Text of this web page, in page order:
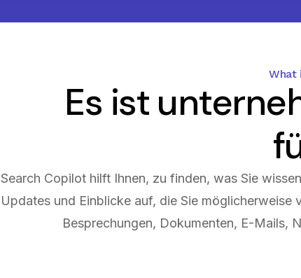
What
Es ist
Search Copilot hilft Ihnen, zu finden, was Sie
Updates und Einblicke auf, die Sie
Besprechungen, Dokumenten, E-Mails,